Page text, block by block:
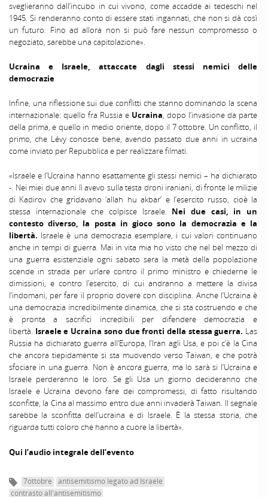
sveglieranno dall’incubo in cui vivono, come accadde ai tedeschi nel
1945. Si renderanno conto di essere stati ingannati, che non si dà così
un futuro. Fino ad allora non si può fare nessun compromesso o
negoziato, sarebbe una capitolazione».
Ucraina e Israele, attaccate dagli stessi nemici delle
democrazie
Infine, una riflessione sui due conflitti che stanno dominando la scena
internazionale: quello fra Russia e Ucraina, dopo l’invasione da parte
della prima, e quello in medio oriente, dopo il 7 ottobre. Un conflitto, il
primo, che Lévy conosce bene, avendo passato due anni in ucraina
come inviato per Repubblica e per realizzare filmati.
«Israele e l’Ucraina hanno esattamente gli stessi nemici – ha dichiarato
-. Nei miei due anni lì avevo sulla testa droni iraniani, di fronte le milizie
di Kadirov che gridavano ‘allah hu akbar’ e l’esercito russo, cioè la
stessa internazionale che colpisce Israele. Nei due casi, in un
contesto diverso, la posta in gioco sono la democrazia e la
libertà. Israele è una democrazia esemplare, i cui valori continuano
anche in tempi di guerra. Mai in vita mia ho visto che nel bel mezzo di
una guerra esistenziale ogni sabato sera la metà della popolazione
scende in strada per urlare contro il primo ministro e chiederne le
dimissioni, e contro l’esercito, di cui andranno a mettere la divisa
l’indomani, per fare il proprio dovere con disciplina. Anche l’Ucraina è
una democrazia incredibilmente dinamica, che si sta costruendo e che
è pronta a sacrifici incredibili per difendere democrazia e
libertà. Israele e Ucraina sono due fronti della stessa guerra. Las
Russia ha dichiarato guerra all’Europa, l’Iran agli Usa, e poi c’è la Cina
che ancora tiepidamente si sta muovendo verso Taiwan, e che potrà
sfociare in una guerra. Non è ancora guerra, ma lo sarà si l’Ucraina e
Israele perderanno le loro. Se gli Usa un giorno decideranno che
Israele e Ucraina devono fare dei compromessi, di fatto risultando
sconfitte, la Cina al massimo entro due anni invaderà Taiwan. Il segnale
sarebbe la sconfitta dell’ucraina e di Israele. È la stessa storia, che
riguarda tutti coloro che hanno a cuore la libertà».
Qui l’audio integrale dell’evento
7ottobre
antisemitismo legato ad Israele
contrasto all'antisemitismo